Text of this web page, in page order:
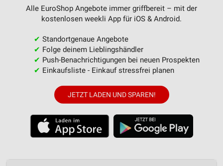
Alle EuroShop Angebote immer griffbereit – mit der
kostenlosen weekli App für iOS & Android.
✔ Standortgenaue Angebote
✔ Folge deinem Lieblingshändler
✔ Push-Benachrichtigungen bei neuen Prospekten
✔ Einkaufsliste - Einkauf stressfrei planen
JETZT LADEN UND SPAREN!